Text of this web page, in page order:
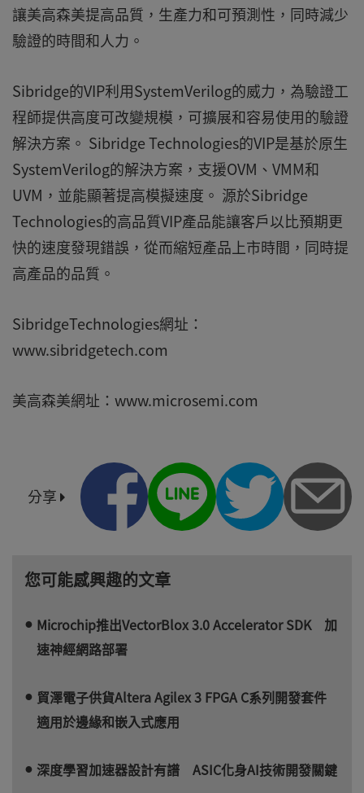
讓美高森美提高品質，生產力和可預測性，同時減少
驗證的時間和人力。
Sibridge的VIP利用SystemVerilog的威力，為驗證工
程師提供高度可改變規模，可擴展和容易使用的驗證
解決方案。 Sibridge Technologies的VIP是基於原生
SystemVerilog的解決方案，支援OVM、VMM和
UVM，並能顯著提高模擬速度。 源於Sibridge
Technologies的高品質VIP產品能讓客戶以比預期更
快的速度發現錯誤，從而縮短產品上市時間，同時提
高產品的品質。
SibridgeTechnologies網址：
www.sibridgetech.com
美高森美網址：www.microsemi.com
分享
您可能感興趣的文章
Microchip推出VectorBlox 3.0 Accelerator SDK 加
速神經網路部署
貿澤電子供貨Altera Agilex 3 FPGA C系列開發套件
適用於邊緣和嵌入式應用
深度學習加速器設計有譜 ASIC化身AI技術開發關鍵